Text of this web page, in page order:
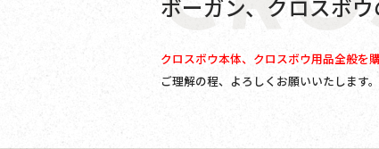
ボーガン、クロスボ
クロスボウ本体、クロスボウ用品全般を
ご理解の程、よろしくお願いいたします。